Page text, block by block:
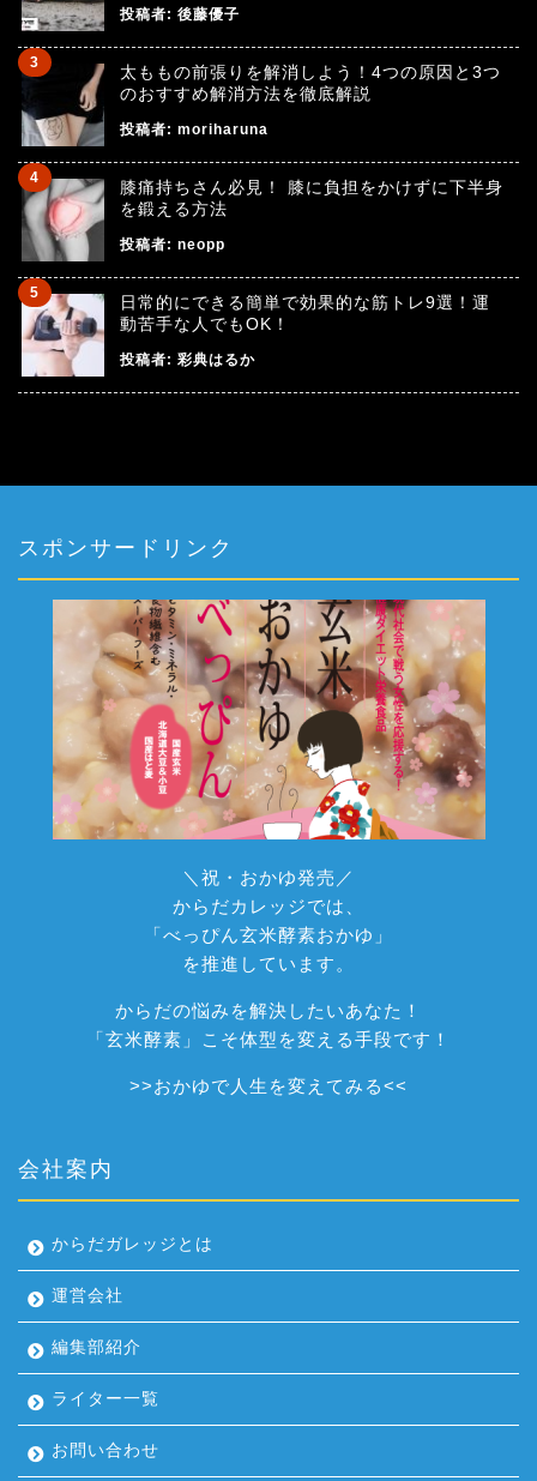
投稿者: 後藤優子
太ももの前張りを解消しよう！4つの原因と3つ
のおすすめ解消方法を徹底解説
投稿者: moriharuna
膝痛持ちさん必見！ 膝に負担をかけずに下半身
を鍛える方法
投稿者: neopp
日常的にできる簡単で効果的な筋トレ9選！運
動苦手な人でもOK！
投稿者: 彩典はるか
スポンサードリンク
＼祝・おかゆ発売／
からだカレッジでは、
「べっぴん玄米酵素おかゆ」
を推進しています。
からだの悩みを解決したいあなた！
「玄米酵素」こそ体型を変える手段です！
>>おかゆで人生を変えてみる<<
会社案内
からだガレッジとは
運営会社
編集部紹介
ライター一覧
お問い合わせ